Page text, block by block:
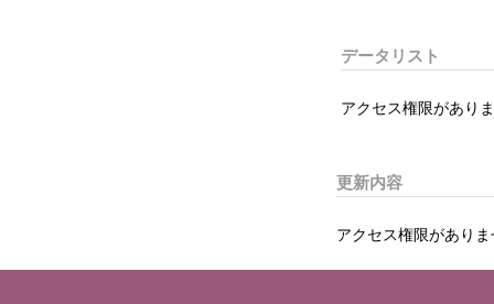
データリスト
アクセス権限があり
更新内容
アクセス権限があり